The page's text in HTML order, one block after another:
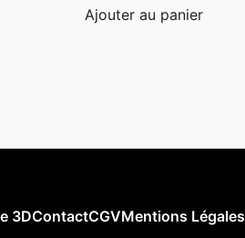
Ajouter au panier
3DContactCGVMentions Légales